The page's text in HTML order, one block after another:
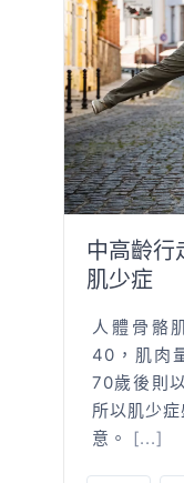
中高齡行
肌少症
人體骨骼
40，肌肉
70歲後則
所以肌少
意。 [...]